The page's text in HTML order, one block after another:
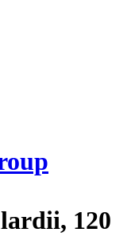
120